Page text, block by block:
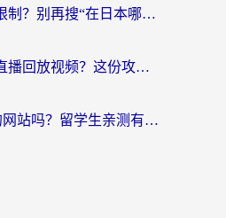
国外如何看优酷限制？别再搜“在日本哪个软件可以看中国电视剧”，这篇教你搞定
海外如何看映客直播回放视频？这份攻略帮你搞定（附腾讯优酷观看技巧）
海外可以看cctv的网站吗？留学生亲测有效的回国追剧方案